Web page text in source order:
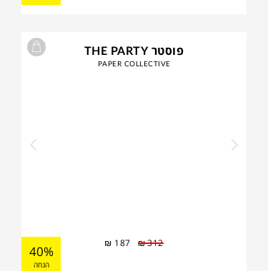
פוסטר THE PARTY
PAPER COLLECTIVE
₪312
₪ 187
40%
הנחה